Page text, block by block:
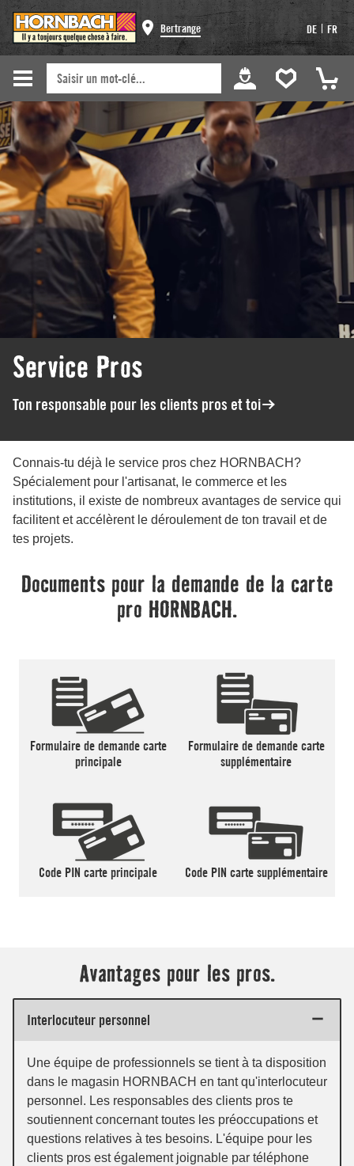
Bertrange DE FR